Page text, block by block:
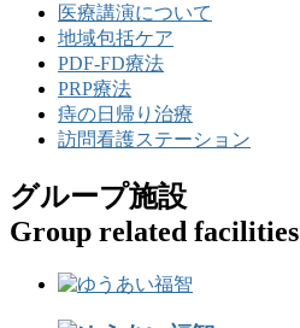
医療講演について
地域包括ケア
PDF-FD療法
PRP療法
痔の日帰り治療
訪問看護ステーション
グループ施設
Group related facilities